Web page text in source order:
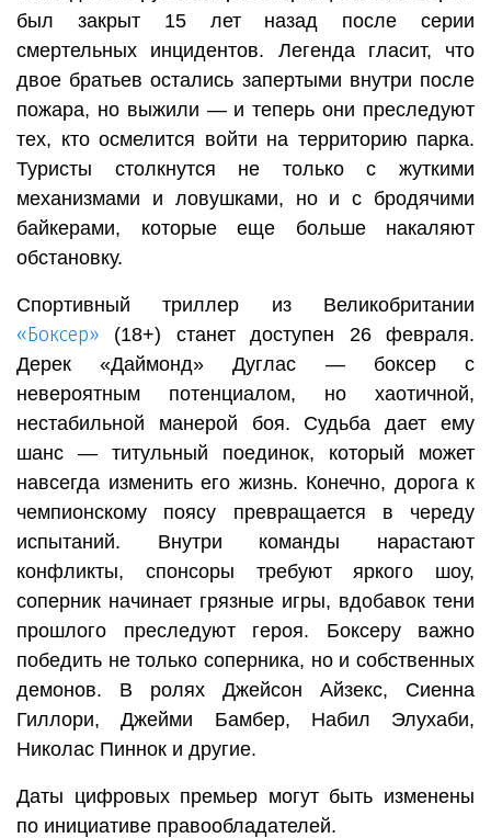
был закрыт 15 лет назад после серии
смертельных инцидентов. Легенда гласит, что
двое братьев остались запертыми внутри после
пожара, но выжили — и теперь они преследуют
тех, кто осмелится войти на территорию парка.
Туристы столкнутся не только с жуткими
механизмами и ловушками, но и с бродячими
байкерами, которые еще больше накаляют
обстановку.
Спортивный триллер из Великобритании
«Боксер» (18+) станет доступен 26 февраля.
Дерек «Даймонд» Дуглас — боксер с
невероятным потенциалом, но хаотичной,
нестабильной манерой боя. Судьба дает ему
шанс — титульный поединок, который может
навсегда изменить его жизнь. Конечно, дорога к
чемпионскому поясу превращается в череду
испытаний. Внутри команды нарастают
конфликты, спонсоры требуют яркого шоу,
соперник начинает грязные игры, вдобавок тени
прошлого преследуют героя. Боксеру важно
победить не только соперника, но и собственных
демонов. В ролях Джейсон Айзекс, Сиенна
Гиллори, Джейми Бамбер, Набил Элухаби,
Николас Пиннок и другие.
Даты цифровых премьер могут быть изменены
по инициативе правообладателей.